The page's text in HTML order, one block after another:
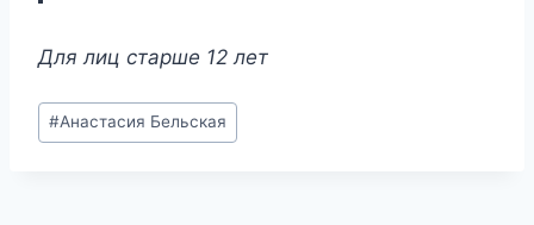
Для лиц старше 12 лет
Метки
записи:
#Анастасия Бельская